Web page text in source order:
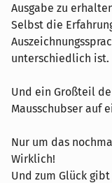
Ausgabe zu
Selbst die
unterschiedlich ist.
Und ein Großteil
Mausschubser auf
Nur um das
Wirklich!
Und zum Glück